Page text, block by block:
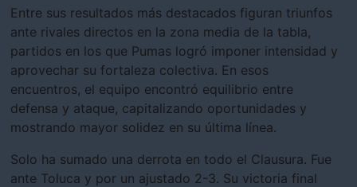
Entre sus resultados más destacados figuran triunfos
ante rivales directos en la zona media de la tabla,
partidos en los que Pumas logró imponer intensidad y
aprovechar su fortaleza colectiva. En esos
encuentros, el equipo encontró equilibrio entre
defensa y ataque, capitalizando oportunidades y
mostrando mayor solidez en su última línea.
Solo ha sumado una derrota en todo el Clausura. Fue
ante Toluca y por un ajustado 2-3. Su victoria final